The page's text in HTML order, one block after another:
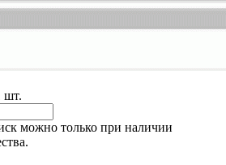
шт.
можно только при наличии